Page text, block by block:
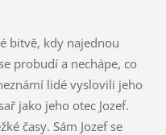
bitvě, kdy najednou
probudí a nechápe, co
lidé vyslovili jeho
jako jeho otec Jozef.
časy. Sám Jozef se